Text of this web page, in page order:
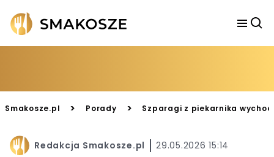
Smakosze.pl > Porady > Szparagi z piekarnika
Redakcja Smakosze.pl 29.05.2026 15:14